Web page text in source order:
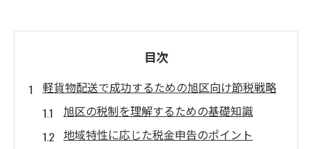
目次
軽貨物配送で成功するための旭区向け節税戦略
旭区の税制を理解するための基礎知識
地域特性に応じた税金申告のポイント